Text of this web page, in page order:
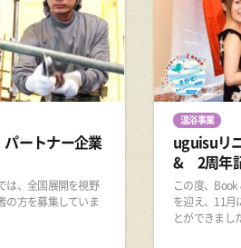
ートナー企業
は、全国展開を視野
の方を募集していま
温浴事業
uguisuリ
& 2周年
この度、
を迎え、11月
とができまし